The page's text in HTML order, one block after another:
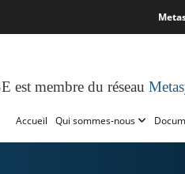
est membre du réseau
Accueil Qui sommes-nous